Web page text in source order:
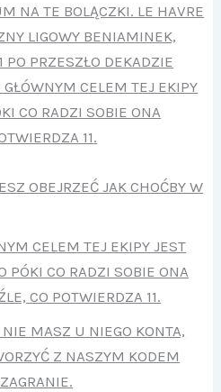
NA TE BOLĄCZKI. LE HAVRE
LIGOWY BENIAMINEK,
PO PRZESZŁO DEKADZIE
CELEM TEJ EKIPY
CO RADZI SOBIE ONA
11.
OBEJRZEĆ JAK CHOĆBY W
CELEM TEJ EKIPY JEST
PÓKI CO RADZI SOBIE ONA
CO POTWIERDZA 11.
MASZ U NIEGO KONTA,
Z NASZYM KODEM